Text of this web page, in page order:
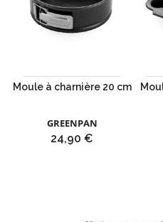
Moule à charnière 20 cm
GREENPAN
Prix
24,90 €